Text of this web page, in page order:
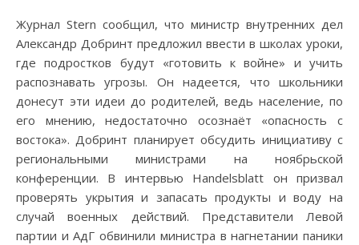
Журнал Stern сообщил, что министр внутренних дел
Александр Добринт предложил ввести в школах уроки,
где подростков будут «готовить к войне» и учить
распознавать угрозы. Он надеется, что школьники
донесут эти идеи до родителей, ведь население, по
его мнению, недостаточно осознаёт «опасность с
востока». Добринт планирует обсудить инициативу с
региональными министрами на ноябрьской
конференции. В интервью Handelsblatt он призвал
проверять укрытия и запасать продукты и воду на
случай военных действий. Представители Левой
партии и АдГ обвинили министра в нагнетании паники